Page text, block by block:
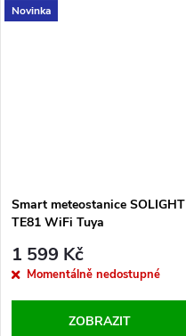
Novinka
Smart meteostanice SOLIGHT
TE81 WiFi Tuya
1 599 Kč
Momentálně nedostupné
ZOBRAZIT